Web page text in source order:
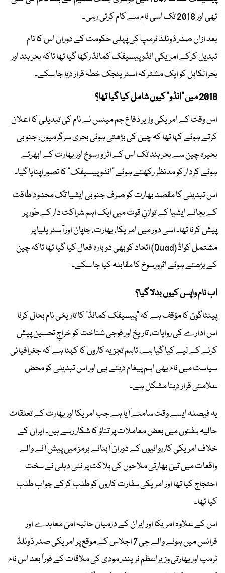
تھی اور 2018 تک اسی نام سے کام کرتی رہی۔
بعد ازاں صدر ڈونلڈ ٹرمپ کی پہلی حکومت کے دوران اس کا نام
تبدیل کرکے امریکی انڈو پیسیفک کمانڈ رکھا گیا تھا تاکہ بحر ہند اور
بحرالکاہل کو ایک مشترکہ اسٹریٹجک خطہ قرار دیا جا سکے۔
2018 میں "انڈو" کیوں شامل کیا گیا تھا؟
اس وقت کے امریکی وزیر دفاع جم میٹس نے نام کی تبدیلی کا اعلان
کرتے ہوئے کہا تھا کہ چین کی بڑھتی ہوئی بحری سرگرمیوں، جنوبی
بحیرہ چین سے بحر ہند تک اس کے اثر و رسوخ اور بھارت کے ابھرتے
ہوئے کردار کو مدنظر رکھتے ہوئے "انڈو پیسیفک" کا تصور اپنایا گیا۔
اس تبدیلی کا مقصد بھارت کو صرف جنوبی ایشیا تک محدود طاقت
کے بجائے ایشیا کے توازنِ قوت میں ایک اہم شراکت دار کے طور پر
پیش کرنا تھا۔ اسی دور میں امریکا، بھارت، جاپان اور آسٹریلیا پر
مشتمل کواڈ (Quad) اتحاد کو بھی دوبارہ فعال کیا گیا تھا تاکہ چین
کے بڑھتے ہوئے اثرورسوخ کا مقابلہ کیا جا سکے۔
اب نام واپس کیوں بدلا گیا؟
پینٹاگون کا مؤقف ہے کہ "پیسیفک کمانڈ" کا تاریخی نام بحال کرنا
اس ادارے کی روایات، تاریخ اور فوجی شناخت کو خراجِ تحسین پیش
کرنے کے لیے کیا گیا ہے، تاہم تجزیہ کاروں کا کہنا ہے کہ جغرافیائی
سیاست میں نام بھی اہم پیغام دیتے ہیں اور اس تبدیلی کو محض
علامتی قرار دینا مشکل ہے۔
یہ فیصلہ ایسے وقت سامنے آیا ہے جب امریکا اور بھارت کے تعلقات
حالیہ ہفتوں میں بعض معاملات پر تناؤ کا شکار رہے ہیں۔ ایران کے
خلاف امریکی کارروائیوں کے دوران آبنائے ہرمز میں پیش آنے والے
واقعات میں تین بھارتی ملاحوں کی ہلاکت پر نئی دہلی نے سخت
احتجاج کیا تھا اور امریکی سفارت کاروں کو طلب کرکے جواب طلب
کیا تھا۔
اس کے علاوہ امریکا اور ایران کے درمیان حالیہ امن معاہدے اور
فرانس میں ہونے والے جی 7 اجلاس کے موقع پر امریکی صدر ڈونلڈ
ٹرمپ اور بھارتی وزیراعظم نریندر مودی کی ملاقات کے فوراً بعد اس نام